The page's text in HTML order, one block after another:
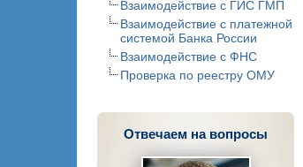
Взаимодействие с ГИС ГМП
Взаимодействие с платежной
системой Банка России
Взаимодействие с ФНС
Проверка по реестру ОМУ
Отвечаем на вопросы